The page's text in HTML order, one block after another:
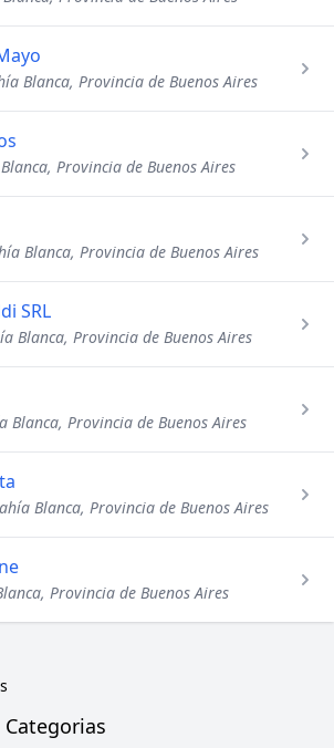
Blanca, Provincia de Buenos Aires
Provincia de Buenos Aires
Blanca, Provincia de Buenos Aires
SRL
Blanca, Provincia de Buenos Aires
Blanca, Provincia de Buenos Aires
Blanca, Provincia de Buenos Aires
Provincia de Buenos Aires